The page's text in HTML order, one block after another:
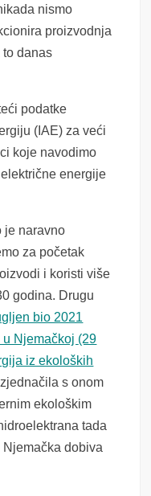
nismo
proizvodnja
danas
podatke
(IAE) za veći
koje navodimo
energije
je naravno
za početak
i koristi više
godina. Drugu
bio 2021
Njemačkoj (29
iz ekoloških
s onom
ekološkim
tada
dobiva